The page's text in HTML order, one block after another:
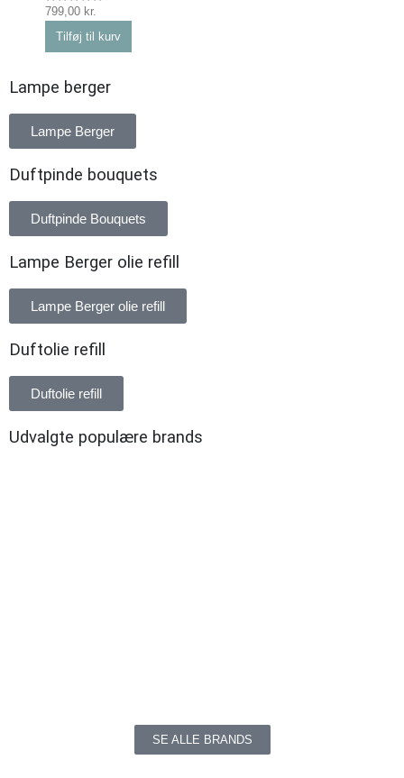
0ud af 5
799,00 kr.
Tilføj til kurv
Lampe berger
Lampe Berger
Duftpinde bouquets
Duftpinde Bouquets
Lampe Berger olie refill
Lampe Berger olie refill
Duftolie refill
Duftolie refill
Udvalgte populære brands
SE ALLE BRANDS